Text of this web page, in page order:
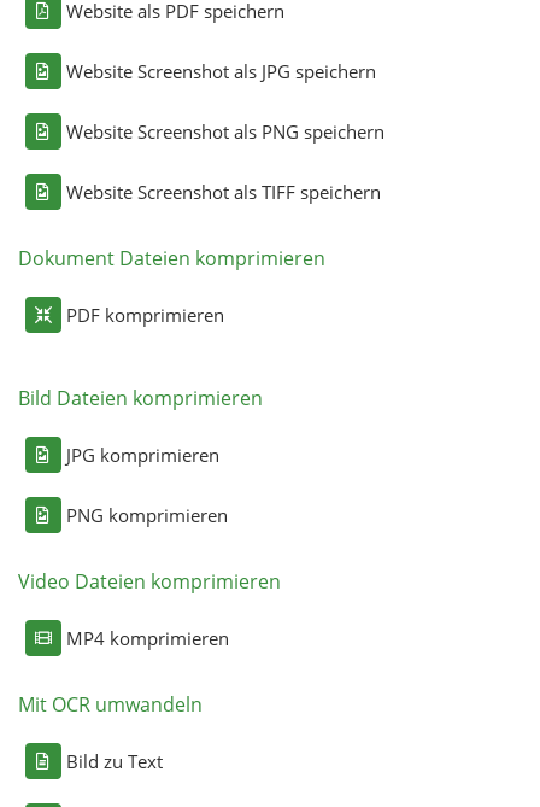
Website als PDF speichern
Website Screenshot als JPG speichern
Website Screenshot als PNG speichern
Website Screenshot als TIFF speichern
Dokument Dateien komprimieren
PDF komprimieren
Bild Dateien komprimieren
JPG komprimieren
PNG komprimieren
Video Dateien komprimieren
MP4 komprimieren
Mit OCR umwandeln
Bild zu Text